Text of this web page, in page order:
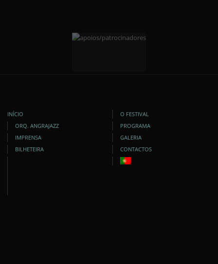
INÍCIO
O FESTIVAL
ORQ. ANGRAJAZZ
PROGRAMA
IMPRENSA
GALERIA
BILHETEIRA
CONTACTOS